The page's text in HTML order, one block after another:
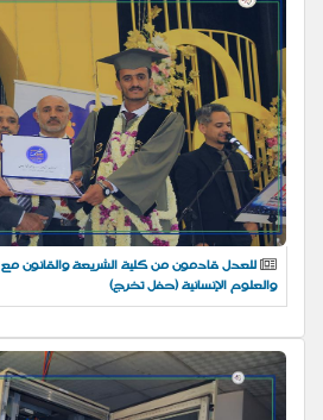
للعدل قادمون من كلية الشريعة والقانون
والعلوم الإنسانية (حفل تخرج)